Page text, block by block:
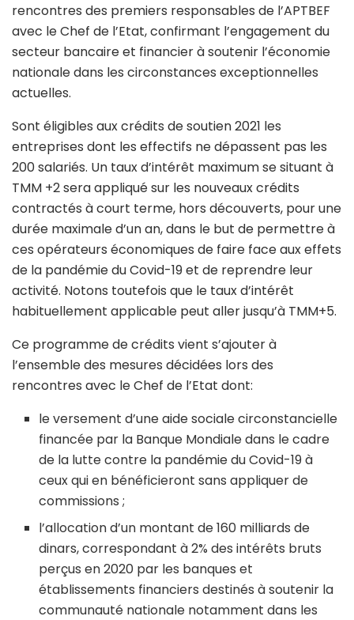
rencontres des premiers responsables de l’APTBEF
avec le Chef de l’Etat, confirmant l’engagement du
secteur bancaire et financier à soutenir l’économie
nationale dans les circonstances exceptionnelles
actuelles.
Sont éligibles aux crédits de soutien 2021 les
entreprises dont les effectifs ne dépassent pas les
200 salariés. Un taux d’intérêt maximum se situant à
TMM +2 sera appliqué sur les nouveaux crédits
contractés à court terme, hors découverts, pour une
durée maximale d’un an, dans le but de permettre à
ces opérateurs économiques de faire face aux effets
de la pandémie du Covid-19 et de reprendre leur
activité. Notons toutefois que le taux d’intérêt
habituellement applicable peut aller jusqu’à TMM+5.
Ce programme de crédits vient s’ajouter à
l’ensemble des mesures décidées lors des
rencontres avec le Chef de l’Etat dont:
le versement d’une aide sociale circonstancielle
financée par la Banque Mondiale dans le cadre
de la lutte contre la pandémie du Covid-19 à
ceux qui en bénéficieront sans appliquer de
commissions ;
l’allocation d’un montant de 160 milliards de
dinars, correspondant à 2% des intérêts bruts
perçus en 2020 par les banques et
établissements financiers destinés à soutenir la
communauté nationale notamment dans les